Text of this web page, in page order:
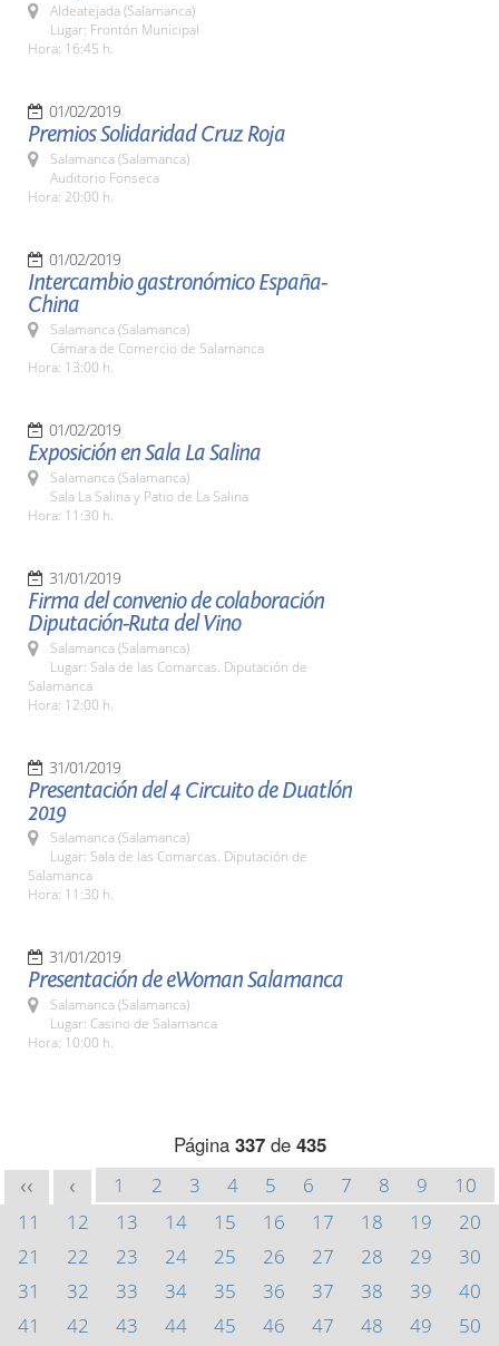
Aldeatejada (Salamanca)
Lugar: Frontón Municipal
Hora: 16:45 h.
01/02/2019
Premios Solidaridad Cruz Roja
Salamanca (Salamanca)
Auditorio Fonseca
Hora: 20:00 h.
01/02/2019
Intercambio gastronómico España-
China
Salamanca (Salamanca)
Cámara de Comercio de Salamanca
Hora: 13:00 h.
01/02/2019
Exposición en Sala La Salina
Salamanca (Salamanca)
Sala La Salina y Patio de La Salina
Hora: 11:30 h.
31/01/2019
Firma del convenio de colaboración
Diputación-Ruta del Vino
Salamanca (Salamanca)
Lugar: Sala de las Comarcas. Diputación de
Salamanca
Hora: 12:00 h.
31/01/2019
Presentación del 4 Circuito de Duatlón
2019
Salamanca (Salamanca)
Lugar: Sala de las Comarcas. Diputación de
Salamanca
Hora: 11:30 h.
31/01/2019
Presentación de eWoman Salamanca
Salamanca (Salamanca)
Lugar: Casino de Salamanca
Hora: 10:00 h.
Página 337de 435
<< < 1 2 3 4 5 6 7 8 9
10
11
12 13 14 15 16 17 18 19
20
21
22 23 24 25 26 27 28 29
30
31
32 33 34 35 36 37 38 39
40
41
42 43 44 45 46 47 48 49
50